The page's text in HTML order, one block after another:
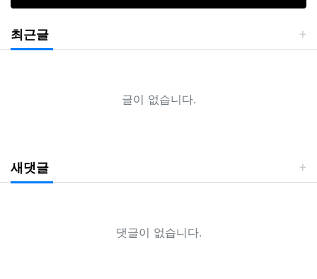
최근글
글이 없습니다.
새댓글
댓글이 없습니다.